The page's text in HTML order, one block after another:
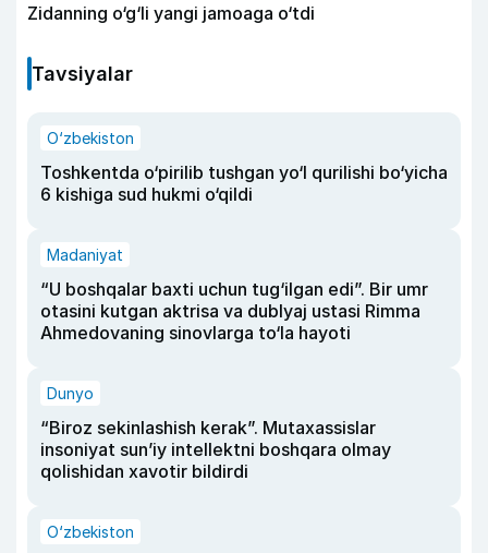
Zidanning o‘g‘li yangi jamoaga o‘tdi
Tavsiyalar
O‘zbekiston
Toshkentda o‘pirilib tushgan yo‘l qurilishi bo‘yicha
6 kishiga sud hukmi o‘qildi
Madaniyat
“U boshqalar baxti uchun tug‘ilgan edi”. Bir umr
otasini kutgan aktrisa va dublyaj ustasi Rimma
Ahmedovaning sinovlarga to‘la hayoti
Dunyo
“Biroz sekinlashish kerak”. Mutaxassislar
insoniyat sun’iy intellektni boshqara olmay
qolishidan xavotir bildirdi
O‘zbekiston